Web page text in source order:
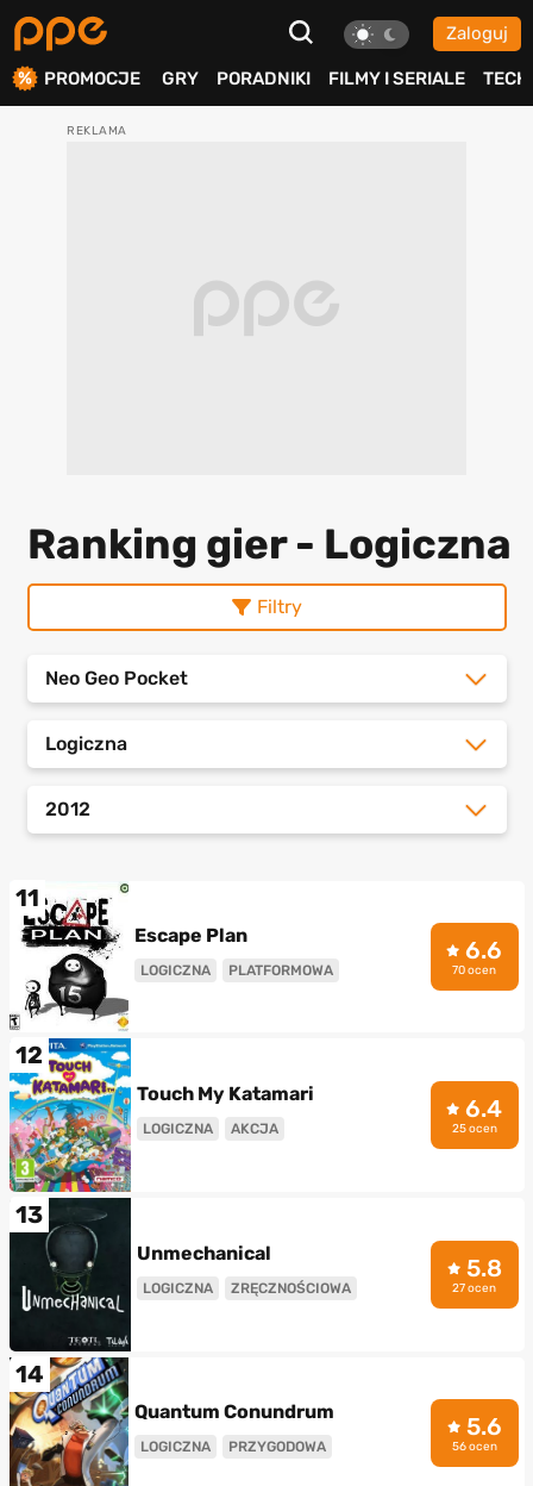
Zaloguj
PROMOCJE GRY PORADNIKI FILMY I SERIALE TECH
Ranking gier - Logiczna
Filtry
Neo Geo Pocket
Logiczna
2012
11
Escape Plan
LOGICZNA PLATFORMOWA
6.6
70 ocen
12
Touch My Katamari
LOGICZNA AKCJA
6.4
25 ocen
13
Unmechanical
LOGICZNA ZRĘCZNOŚCIOWA
5.8
27 ocen
14
Quantum Conundrum
LOGICZNA PRZYGODOWA
5.6
56 ocen